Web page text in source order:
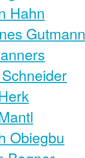
Hahn
Gutmann
Obiegbu